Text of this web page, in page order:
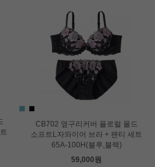
CB702 옆구리커버 플로럴 몰드
소프트L자와이어 브라 + 팬티 세트
65A-100H(블루,블랙)
59,000원